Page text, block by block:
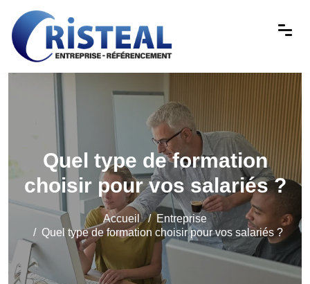
Quel type de formation
choisir pour vos salariés ?
Accueil
Entreprise
Quel type de formation choisir pour vos salariés ?